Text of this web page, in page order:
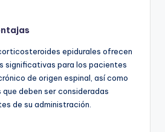
epidurales ofrecen
significativas para los pacientes
de origen espinal, así como
deben ser consideradas
de su administración.